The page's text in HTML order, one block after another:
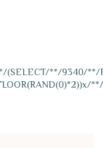
(SELECT/**/9340/**/